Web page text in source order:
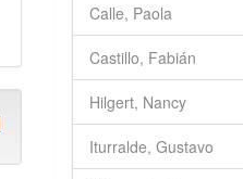
Calle, Paola
Castillo, Fabián
Hilgert, Nancy
Iturralde, Gustavo